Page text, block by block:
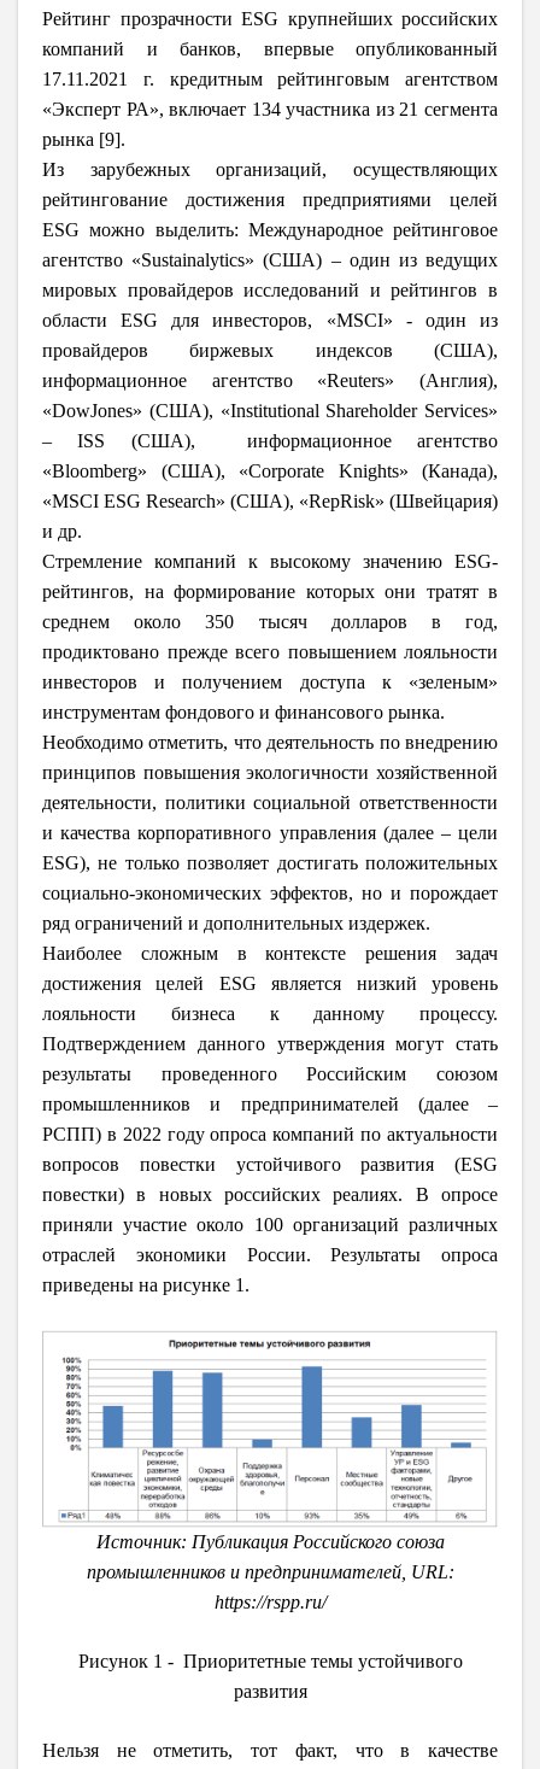
Рейтинг прозрачности ESG крупнейших российских
компаний и банков, впервые опубликованный
17.11.2021 г. кредитным рейтинговым агентством
«Эксперт РА», включает 134 участника из 21 сегмента
рынка [9].
Из зарубежных организаций, осуществляющих
рейтингование достижения предприятиями целей
ESG можно выделить: Международное рейтинговое
агентство «Sustainalytics» (США) – один из ведущих
мировых провайдеров исследований и рейтингов в
области ESG для инвесторов, «MSCI» - один из
провайдеров биржевых индексов (США),
информационное агентство «Reuters» (Англия),
«DowJones» (США), «Institutional Shareholder Services»
– ISS (США), информационное агентство
«Bloomberg» (США), «Corporate Knights» (Канада),
«MSCI ESG Research» (США), «RepRisk» (Швейцария)
и др.
Стремление компаний к высокому значению ESG-
рейтингов, на формирование которых они тратят в
среднем около 350 тысяч долларов в год,
продиктовано прежде всего повышением лояльности
инвесторов и получением доступа к «зеленым»
инструментам фондового и финансового рынка.
Необходимо отметить, что деятельность по внедрению
принципов повышения экологичности хозяйственной
деятельности, политики социальной ответственности
и качества корпоративного управления (далее – цели
ESG), не только позволяет достигать положительных
социально-экономических эффектов, но и порождает
ряд ограничений и дополнительных издержек.
Наиболее сложным в контексте решения задач
достижения целей ESG является низкий уровень
лояльности бизнеса к данному процессу.
Подтверждением данного утверждения могут стать
результаты проведенного Российским союзом
промышленников и предпринимателей (далее –
РСПП) в 2022 году опроса компаний по актуальности
вопросов повестки устойчивого развития (ESG
повестки) в новых российских реалиях. В опросе
приняли участие около 100 организаций различных
отраслей экономики России. Результаты опроса
приведены на рисунке 1.
Источник: Публикация Российского союза
промышленников и предпринимателей, URL:
https://rspp.ru/
Рисунок 1 - Приоритетные темы устойчивого
развития
Нельзя не отметить, тот факт, что в качестве